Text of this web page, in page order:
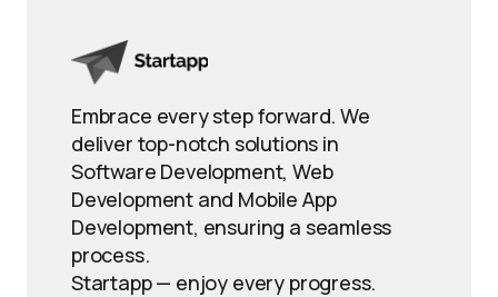
Embrace every step forward. We
deliver top-notch solutions in
Software Development, Web
Development and Mobile App
Development, ensuring a seamless
process.
Startapp — enjoy every progress.